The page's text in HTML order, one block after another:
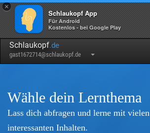
×
Schlaukopf App
Für Android
Kostenlos - bei Google Play
Schlaukopf.de
gast1672714@schlaukopf.de
Wähle dein Lernthema
Lass dich abfragen und lerne mit vielen
interessanten Inhalten.